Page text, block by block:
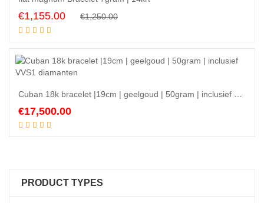
€1,250.00Original
€1,250.00.
€1,155.00
Current
€1,155.00.
€17,500.00
PRODUCT TYPES